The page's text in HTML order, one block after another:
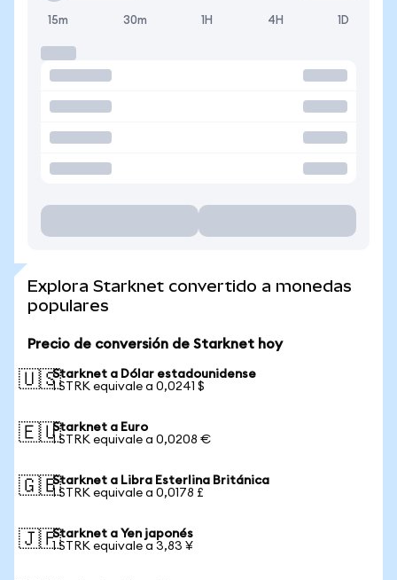
15m 30m 1H 4H 1D
Explora Starknet convertido a monedas
populares
Precio de conversión de Starknet hoy
🇺🇸Starknet a Dólar estadounidense
1 STRK equivale a 0,0241 $
🇪🇺Starknet a Euro
1 STRK equivale a 0,0208 €
🇬🇧Starknet a Libra Esterlina Británica
1 STRK equivale a 0,0178 £
🇯🇵Starknet a Yen japonés
1 STRK equivale a 3,83 ¥